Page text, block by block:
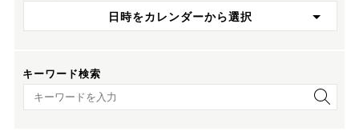
日時をカレンダーから選択
キーワード検索
キーワード検索